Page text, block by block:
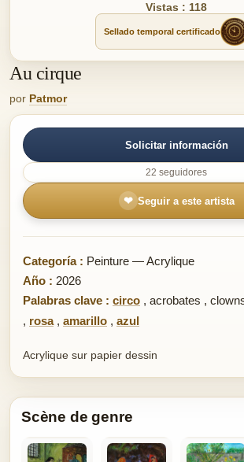
Vistas : 118
Sellado temporal certificado
Au cirque
por Patmor
Solicitar información
22 seguidores
❤ Seguir a este artista
Categoría : Peinture — Acrylique
Año : 2026
Palabras clave : circo , acrobates ,
, rosa, amarillo , azul
Acrylique sur papier dessin
Scène de genre